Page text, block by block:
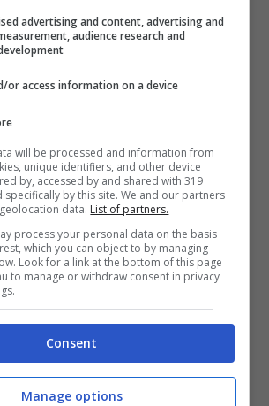
delpossibile
e Aymeric Laporte, magari
advertising and content, advertising and
audience research and
or access information on a device
will be processed and information from
unique identifiers, and other device
by, accessed by and shared with 319
specifically by this site. We and our partners
data. List of partners.
process your personal data on the basis
which you can object to by managing
Look for a link at the bottom of this page
to manage or withdraw consent in privacy
Consent
Manage options